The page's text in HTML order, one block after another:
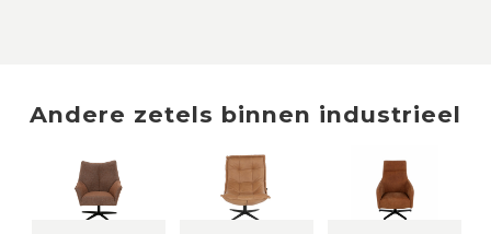
Andere zetels binnen industrieel